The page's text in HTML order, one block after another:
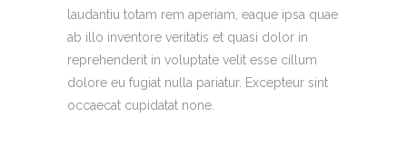
laudantiu totam rem aperiam, eaque ipsa quae
ab illo inventore veritatis et quasi dolor in
reprehenderit in voluptate velit esse cillum
dolore eu fugiat nulla pariatur. Excepteur sint
occaecat cupidatat none.